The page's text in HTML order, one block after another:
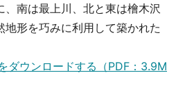
南は最上川、北と東は檜木沢
地形を巧みに利用して築かれた
ダウンロードする（PDF：3.9M